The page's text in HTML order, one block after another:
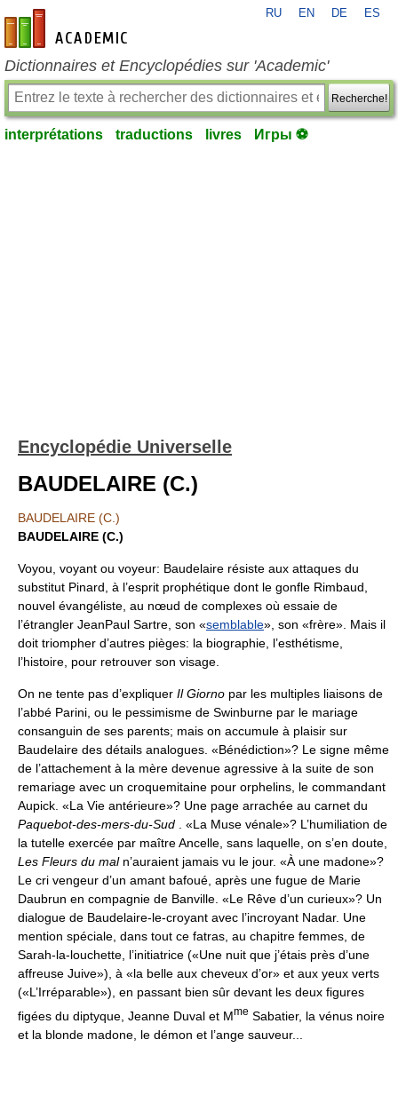
fr-academic.com
RU EN DE ES
Dictionnaires et Encyclopédies sur 'Academic'
Recherche!
interprétations traductions livres Игры ⚽
Encyclopédie Universelle
BAUDELAIRE (C.)
BAUDELAIRE (C.)
BAUDELAIRE (C.)
Voyou, voyant ou voyeur: Baudelaire résiste aux attaques du
substitut Pinard, à l’esprit prophétique dont le gonfle Rimbaud,
nouvel évangéliste, au nœud de complexes où essaie de
l’étrangler JeanPaul Sartre, son «semblable», son «frère». Mais il
doit triompher d’autres pièges: la biographie, l’esthétisme,
l’histoire, pour retrouver son visage.
On ne tente pas d’expliquer Il Giorno par les multiples liaisons de
l’abbé Parini, ou le pessimisme de Swinburne par le mariage
consanguin de ses parents; mais on accumule à plaisir sur
Baudelaire des détails analogues. «Bénédiction»? Le signe même
de l’attachement à la mère devenue agressive à la suite de son
remariage avec un croquemitaine pour orphelins, le commandant
Aupick. «La Vie antérieure»? Une page arrachée au carnet du
Paquebot-des-mers-du-Sud . «La Muse vénale»? L’humiliation de
la tutelle exercée par maître Ancelle, sans laquelle, on s’en doute,
Les Fleurs du mal n’auraient jamais vu le jour. «À une madone»?
Le cri vengeur d’un amant bafoué, après une fugue de Marie
Daubrun en compagnie de Banville. «Le Rêve d’un curieux»? Un
dialogue de Baudelaire-le-croyant avec l’incroyant Nadar. Une
mention spéciale, dans tout ce fatras, au chapitre femmes, de
Sarah-la-louchette, l’initiatrice («Une nuit que j’étais près d’une
affreuse Juive»), à «la belle aux cheveux d’or» et aux yeux verts
(«L’Irréparable»), en passant bien sûr devant les deux figures
figées du diptyque, Jeanne Duval et Mme Sabatier, la vénus noire
et la blonde madone, le démon et l’ange sauveur...